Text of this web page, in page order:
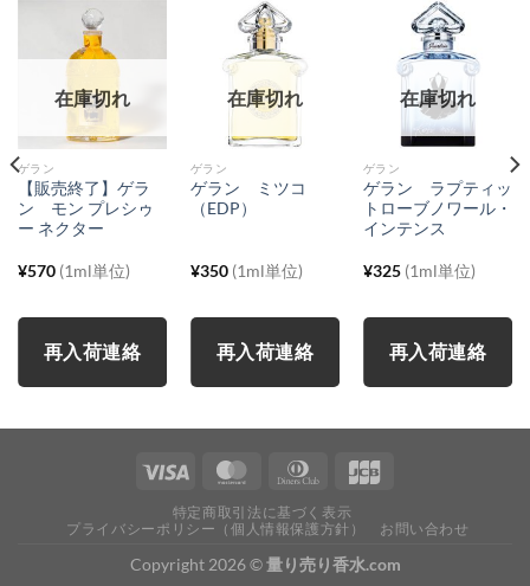
在庫切れ
ゲラン
【販売終了】ゲラ
ン モン プレシゥ
ー ネクター
¥570 (1ml単位)
再入荷連絡
在庫切れ
ゲラン
ゲラン ミツコ
（EDP）
¥350 (1ml単位)
再入荷連絡
在庫切れ
ゲラン
ゲラン ラプティッ
トローブノワール・
インテンス
¥325 (1ml単位)
再入荷連絡
特定商取引法に基づく表示
プライバシーポリシー（個人情報保護方針）
お問い合わせ
Copyright 2026 ©量り売り香水.com